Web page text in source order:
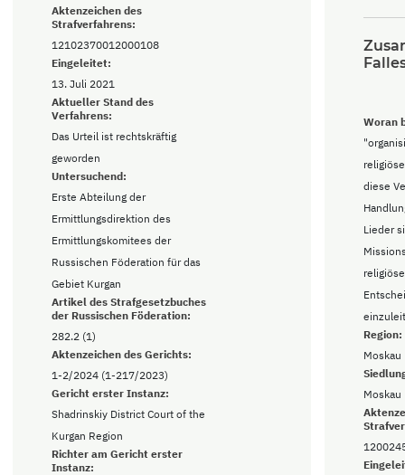
Aktenzeichen des
Strafverfahrens:
12102370012000108
Eingeleitet:
13. Juli 2021
Aktueller Stand des
Verfahrens:
Das Urteil ist rechtskräftig
geworden
Untersuchend:
Erste Abteilung der
Ermittlungsdirektion des
Ermittlungskomitees der
Russischen Föderation für das
Gebiet Kurgan
Artikel des Strafgesetzbuches
der Russischen Föderation:
282.2 (1)
Aktenzeichen des Gerichts:
1-2/2024 (1-217/2023)
Gericht erster Instanz:
Shadrinskiy District Court of the
Kurgan Region
Richter am Gericht erster
Instanz:
Region:
Moskau
Moskau
Woran
diese
Lieder